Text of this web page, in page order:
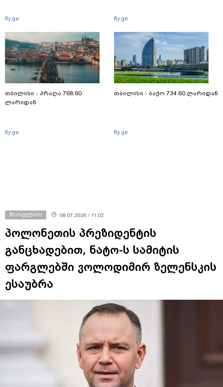
fly.ge
თბილისი - პრაღა 768.60
ლარიდან
fly.ge
fly.ge
თბილისი - ბაქო 734.60 ლარიდან
fly.ge
მსოფლიო 08.07.2026 / 11:02
პოლონეთის პრეზიდენტის
განცხადებით, ნატო-ს სამიტის
ფარგლებში ვოლოდიმირ ზელენსკის
ესაუბრა